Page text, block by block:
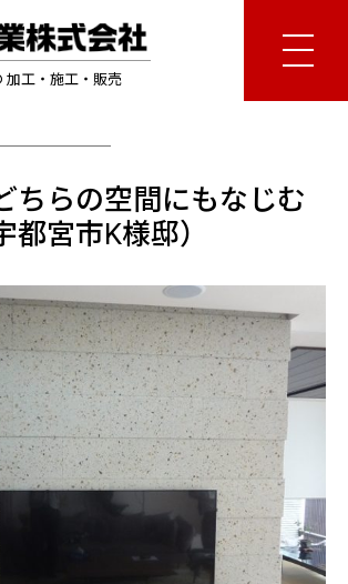
加工・施工・販売
ちらの空間にもなじむ
都宮市K様邸）